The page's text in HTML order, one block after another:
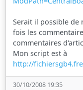
Serait il possible de
fois les
commentaires
Mon script est à
http://
30/10/2008 19:35